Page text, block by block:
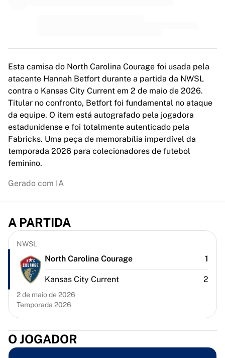
NWSL
OL Lyonnes
Paris Saint-Germain Féminines
Arsenal WFC
Navegar por país
Basquete
Destaques
Charlotte Hornets
Chicago Bulls
LA Clippers
Virtus Bologna
Charlotte Hornets
Chicago Bulls
Portland Trail Blazers
LA Clippers
Ver tudo da NBA
Principais equipes europeias
Beşiktaş Gain
Fenerbahçe Basquete
Eslovênia
Guerri Napoli
Outros esportes
Esta camisa do North Carolina Courage foi usada pela
atacante Hannah Betfort durante a partida da NWSL
contra o Kansas City Current em 2 de maio de 2026.
Titular no confronto, Betfort foi fundamental no ataque
da equipe. O item está autografado pela jogadora
estadunidense e foi totalmente autenticado pela
Fabricks. Uma peça de memorabília imperdível da
temporada 2026 para colecionadores de futebol
feminino.
Gerado com IA
A PARTIDA
NWSL
North Carolina Courage 1
Kansas City Current 2
2 de maio de 2026
Temporada 2026
O JOGADOR